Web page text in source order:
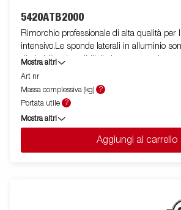
5420ATB2000
Rimorchio professionale di alta qualità per
intensivo.Le sponde laterali in alluminio
ribaltabili e rimovibili, il che aumenta le sue
utilizzo, trasformandolo da rimorchio
punti di fissaggio ( max 400 kg carico/per anello)sono perfetti
per assicurare il carico . E' disponibile una
mostrare attrezzature opzionali.
Mostra altri
Art nr
Massa complessiva (kg)
?
Portata utile
?
Mostra altri
Aggiungi al carrello